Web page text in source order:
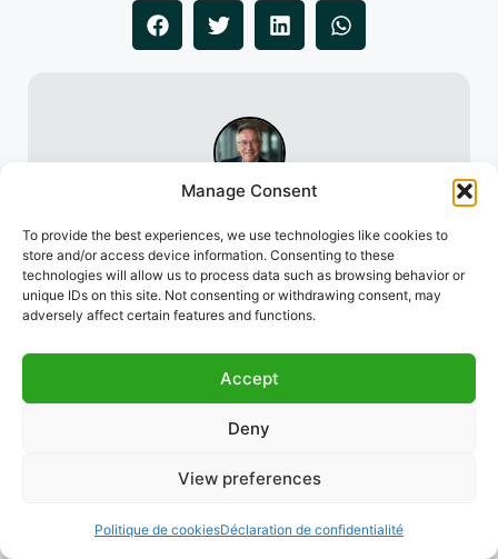
Manage Consent
To provide the best experiences, we use technologies like cookies to
store and/or access device information. Consenting to these
technologies will allow us to process data such as browsing behavior or
unique IDs on this site. Not consenting or withdrawing consent, may
adversely affect certain features and functions.
Accept
Deny
View preferences
Politique de cookiesDéclaration de confidentialité
Daniel Moore est analyste financier avec plus de 15
ans d'expérience en fiscalité internationale,
planification fiscale et développement d'outils
numériques pour les finances. Il a travaillé avec des
entreprises mondiales et des PME pour optimiser
leurs obligations fiscales. Sur GoFinance365, il partage
comprendre la fiscalité moderne et tirer le meilleur
parti des outils numériques.
plateformes, commissions et guide de
sélection